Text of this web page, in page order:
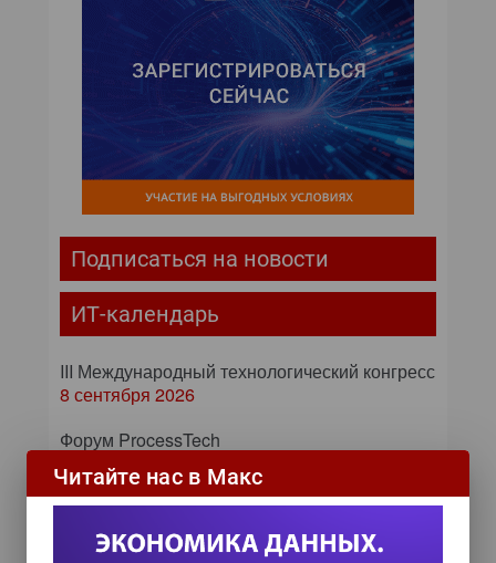
Подписаться на новости
ИТ-календарь
III Международный технологический конгресс
8 сентября 2026
Форум ProcessTech
18 сентября 2026
Управление данными 2026
24 сентября 2026
Читайте нас в Макс